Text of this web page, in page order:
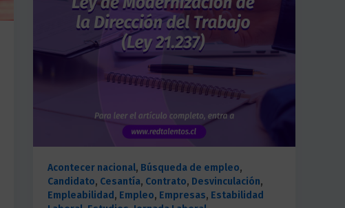
Acontecer nacional, Búsqueda de empleo,
Candidato, Cesantía, Contrato, Desvinculación,
Empleabilidad , Empleo, Empresas, Estabilidad